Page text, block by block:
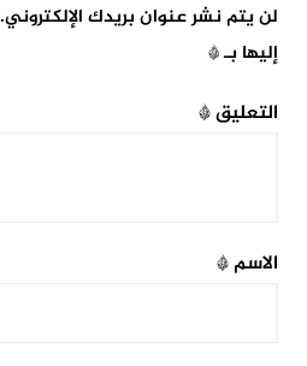
لن يتم نشر عنوان بريدك الإلكتروني.
إليها بـ*
التعليق*
الاسم*